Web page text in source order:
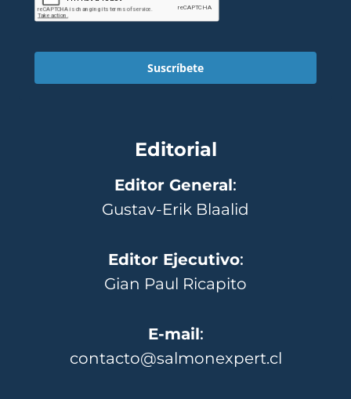
Suscríbete
Editorial
Editor General:
Gustav-Erik Blaalid
Editor Ejecutivo:
Gian Paul Ricapito
E-mail:
contacto@salmonexpert.cl